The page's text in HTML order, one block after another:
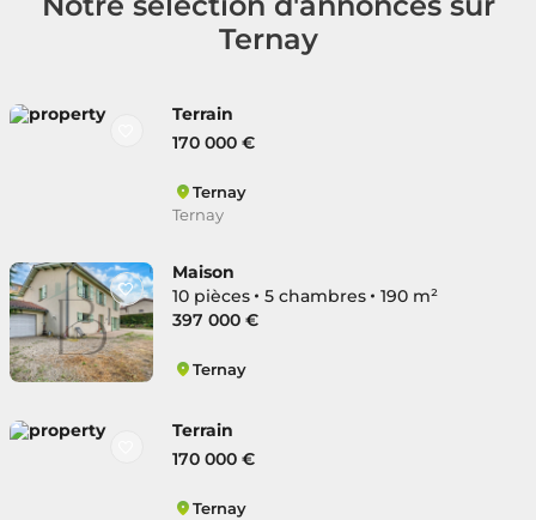
Ternay
Terrain
170 000 €
Ternay
Ternay
Maison
10 pièces
5 chambres
190 m²
397 000 €
Ternay
Terrain
170 000 €
Ternay